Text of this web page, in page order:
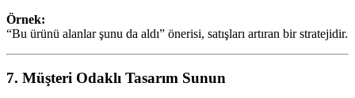
Örnek:
“Bu ürünü alanlar şunu da aldı” önerisi, satışları artıran bir stratejidir.
7. Müşteri Odaklı Tasarım Sunun